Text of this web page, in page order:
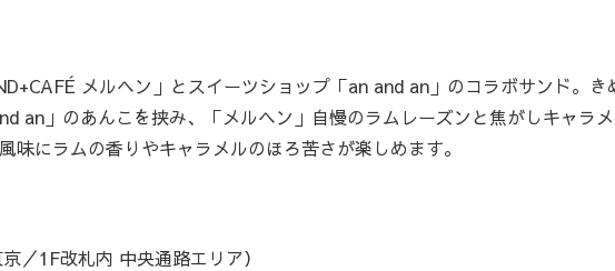
メルヘン」とスイーツショップ「an and an」のコラボサンド。き
an」のあんこを挟み、「メルヘン」自慢のラムレーズンと焦がしキャラ
味にラムの香りやキャラメルのほろ苦さが楽しめます。
／1F改札内 中央通路エリア）